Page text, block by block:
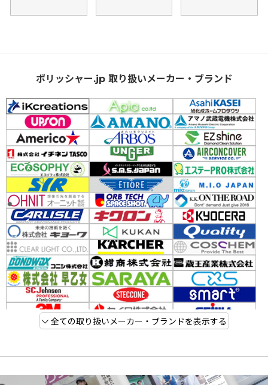
ポリッシャー.jp 取り扱いメーカー・ブランド
全ての取り扱いメーカー・ブランドを表示する